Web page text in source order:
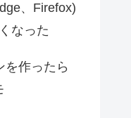
、Firefox)
なった
を作ったら